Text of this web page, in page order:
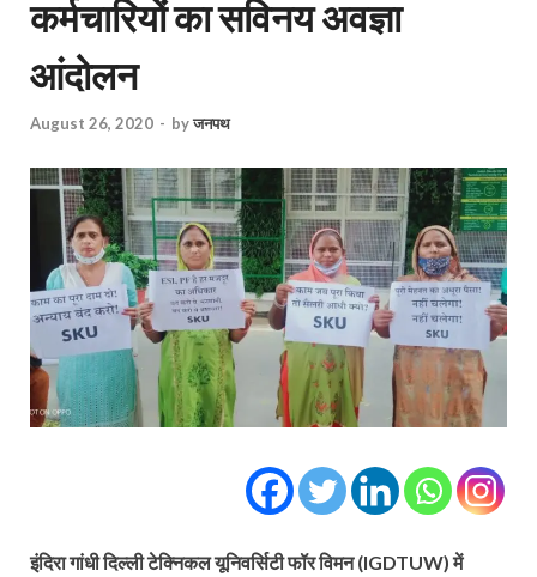
कर्मचारियों का सविनय अवज्ञा
आंदोलन
August 26, 2020 - byजनपथ
इंदिरा गांधी दिल्ली टेक्निकल यूनिवर्सिटी फॉर विमन (IGDTUW) में